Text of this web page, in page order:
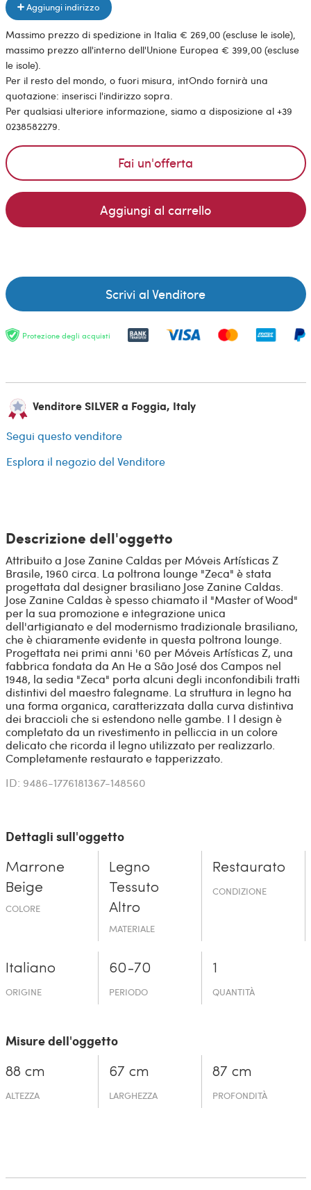
Aggiungi indirizzo
Massimo prezzo di spedizione in Italia € 269,00 (escluse le isole),
massimo prezzo all'interno dell'Unione Europea € 399,00 (escluse
le isole).
Per il resto del mondo, o fuori misura, intOndo fornirà una
quotazione: inserisci l'indirizzo sopra.
Per qualsiasi ulteriore informazione, siamo a disposizione al +39
0238582279.
Fai un'offerta
Aggiungi al carrello
Scrivi al Venditore
Protezione degli acquisti
Venditore SILVER a Foggia, Italy
Segui questo venditore
Esplora il negozio del Venditore
Descrizione dell'oggetto
Attribuito a Jose Zanine Caldas per Móveis Artísticas Z
Brasile, 1960 circa. La poltrona lounge "Zeca" è stata
progettata dal designer brasiliano Jose Zanine Caldas.
Jose Zanine Caldas è spesso chiamato il "Master of Wood"
per la sua promozione e integrazione unica
dell'artigianato e del modernismo tradizionale brasiliano,
che è chiaramente evidente in questa poltrona lounge.
Progettata nei primi anni '60 per Móveis Artísticas Z, una
fabbrica fondata da An He a São José dos Campos nel
1948, la sedia "Zeca" porta alcuni degli inconfondibili tratti
distintivi del maestro falegname. La struttura in legno ha
una forma organica, caratterizzata dalla curva distintiva
dei braccioli che si estendono nelle gambe. I l design è
completato da un rivestimento in pelliccia in un colore
delicato che ricorda il legno utilizzato per realizzarlo.
Completamente restaurato e tapperizzato.
ID: 9486-1776181367-148560
Dettagli sull'oggetto
Marrone
Beige
COLORE
Legno
Tessuto
Altro
MATERIALE
Restaurato
CONDIZIONE
Italiano
ORIGINE
60-70
PERIODO
1
QUANTITÀ
Misure dell'oggetto
88 cm
ALTEZZA
67 cm
LARGHEZZA
87 cm
PROFONDITÀ